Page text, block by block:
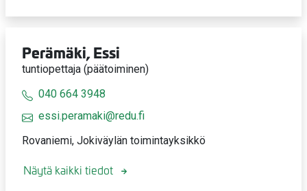
Perämäki, Essi
tuntiopettaja (päätoiminen)
040 664 3948
essi.peramaki@redu.fi
Rovaniemi, Jokiväylän toimintayksikkö
Näytä kaikki tiedot